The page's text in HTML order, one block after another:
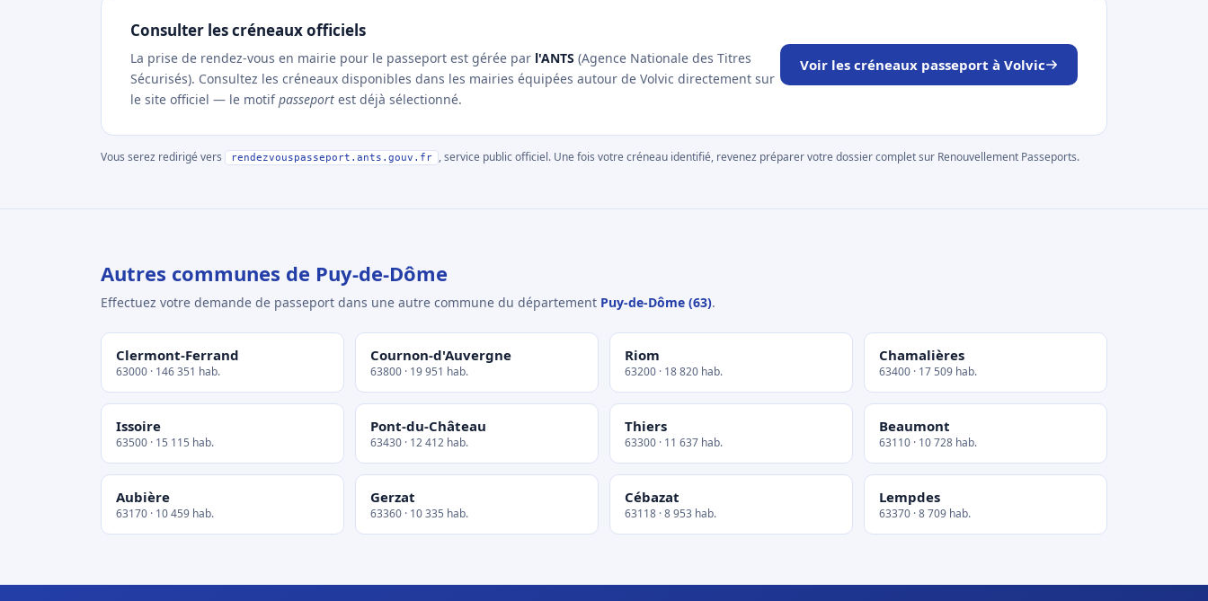
Consulter les créneaux officiels
La prise de rendez-vous en mairie pour le passeport est gérée par l'ANTS (Agence Nationale des Titres
Sécurisés). Consultez les créneaux disponibles dans les mairies équipées autour de Volvic directement sur
le site officiel — le motifpasseport est déjà sélectionné.
Voir les créneaux passeport à Volvic
Vous serez redirigé vers rendezvouspasseport.ants.gouv.fr , service public officiel. Une fois votre créneau identifié, revenez préparer votre dossier complet sur Renouvellement Passeports.
Autres communes de Puy-de-Dôme
Effectuez votre demande de passeport dans une autre commune du département Puy-de-Dôme (63).
Clermont-Ferrand
63000 · 146 351 hab.
Cournon-d'Auvergne
63800 · 19 951 hab.
Riom
63200 · 18 820 hab.
Chamalières
63400 · 17 509 hab.
Issoire
63500 · 15 115 hab.
Pont-du-Château
63430 · 12 412 hab.
Thiers
63300 · 11 637 hab.
Beaumont
63110 · 10 728 hab.
Aubière
63170 · 10 459 hab.
Gerzat
63360 · 10 335 hab.
Cébazat
63118 · 8 953 hab.
Lempdes
63370 · 8 709 hab.